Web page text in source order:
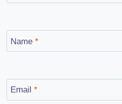
Name*
Email*